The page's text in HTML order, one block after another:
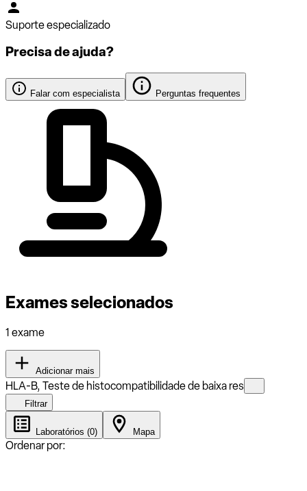
Suporte especializado
Precisa de ajuda?
Falar com especialista Perguntas frequentes
Exames selecionados
1 exame
Adicionar mais
HLA-B, Teste de histocompatibilidade de baixa res
Filtrar
Laboratórios (0) Mapa
Ordenar por: